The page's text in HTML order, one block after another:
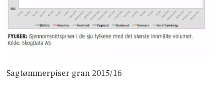
Sagtømmerpiser gran 2015/16